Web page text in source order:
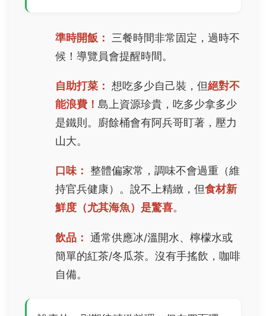
準時開飯：
三餐時間非常固定，過時不
候！導覽員會提醒時間。
自助打菜： 想吃多少自己裝，但絕對不
能浪費！ 島上資源珍貴，吃多少拿多少
是鐵則。廚餘桶會有阿兵哥盯著，壓力
山大。
口味： 整體偏家常，調味不會過重（維
持官兵健康）。說不上精緻，但食材新
鮮度（尤其海魚）是驚喜。
飲品： 通常供應冰/溫開水、檸檬水或
簡單的紅茶/冬瓜茶。沒有手搖飲，咖啡
自備。